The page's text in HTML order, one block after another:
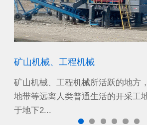
矿山机械、工程机械
矿山机械、工程机械所活跃的地方
地带等远离人类普通生活的开采工
于地下2...